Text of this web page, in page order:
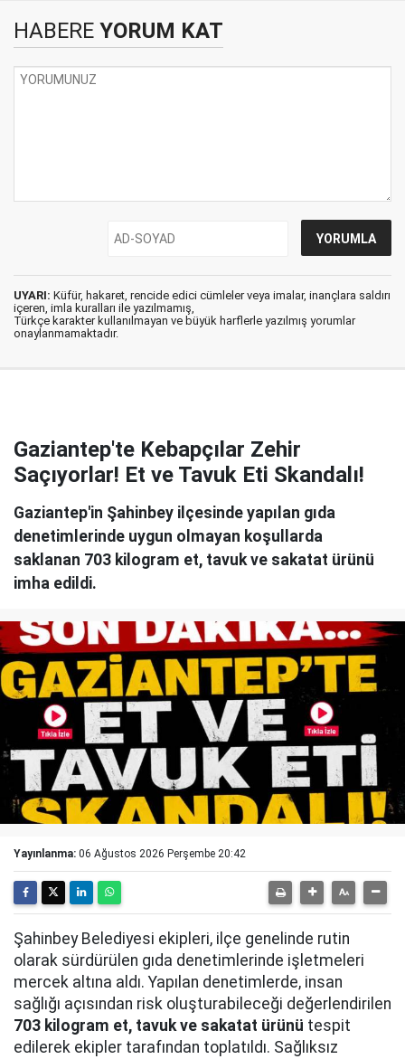
HABERE YORUM KAT
UYARI: Küfür, hakaret, rencide edici cümleler veya imalar, inançlara saldırı
içeren, imla kuralları ile yazılmamış,
Türkçe karakter kullanılmayan ve büyük harflerle yazılmış yorumlar
onaylanmamaktadır.
Gaziantep'te Kebapçılar Zehir
Saçıyorlar! Et ve Tavuk Eti Skandalı!
Gaziantep'in Şahinbey ilçesinde yapılan gıda
denetimlerinde uygun olmayan koşullarda
saklanan 703 kilogram et, tavuk ve sakatat ürünü
imha edildi.
Yayınlanma: 06 Ağustos 2026 Perşembe 20:42
Şahinbey Belediyesi ekipleri, ilçe genelinde rutin
olarak sürdürülen gıda denetimlerinde işletmeleri
mercek altına aldı. Yapılan denetimlerde, insan
sağlığı açısından risk oluşturabileceği değerlendirilen
703 kilogram et, tavuk ve sakatat ürünü tespit
edilerek ekipler tarafından toplatıldı. Sağlıksız